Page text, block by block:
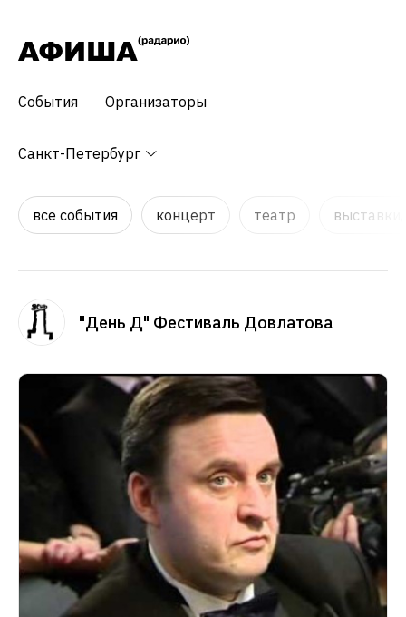
События Организаторы
Санкт-Петербург
все события концерт театр
"День Д" Фестиваль Довлатова